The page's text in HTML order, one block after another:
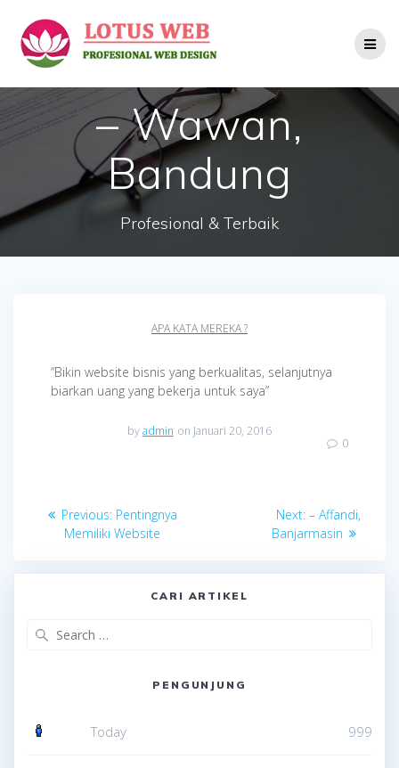
to
content
– Wawan,
Bandung
Profesional & Terbaik
APA KATA MEREKA ?
“Bikin website bisnis yang berkualitas, selanjutnya
biarkan uang yang bekerja untuk saya”
byadmin on Januari 20, 2016
0
Navigasi
pos
Previous: Previous
post:
Pentingnya
Memiliki Website
Next: Next
post:
– Affandi,
Banjarmasin
CARI ARTIKEL
PENGUNJUNG
Today 999